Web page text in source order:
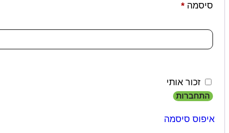
סיסמה *
זכור אותי
התחברות
איפוס סיסמה